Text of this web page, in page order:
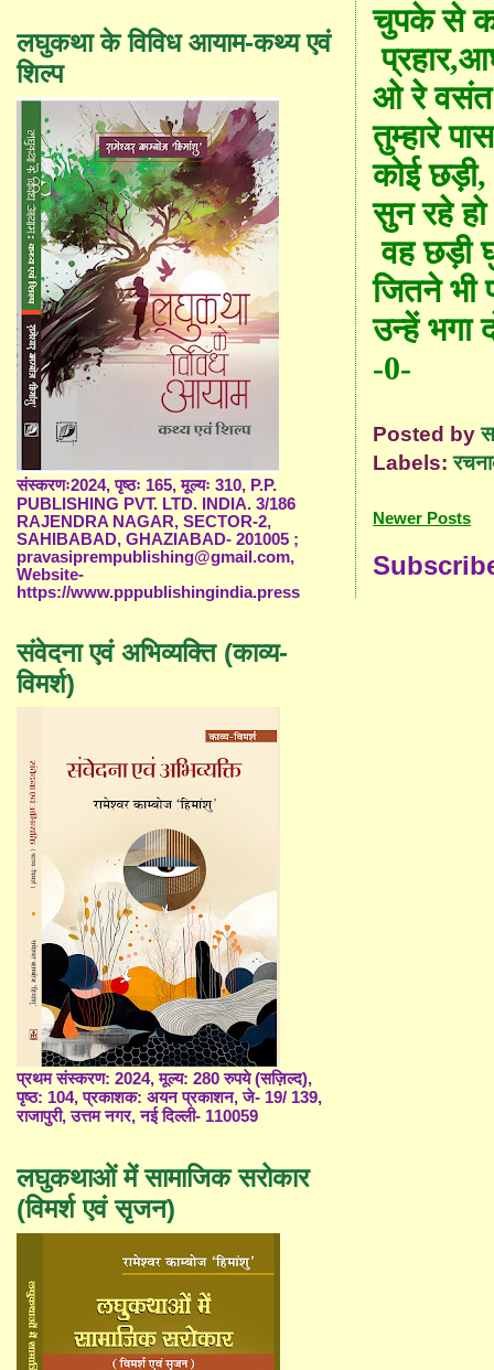
चुपके से
प्रहार,आ
ओ रे
तुम्हारे
कोई छड़ी
सुन रहे
वह छड़ी
जितने भी
उन्हें भगा
-0-
Posted by
Labels:
Newer Posts
लघुकथा के विविध आयाम-कथ्य एवं
शिल्प
संस्करणः2024, पृष्ठः 165, मूल्यः 310, P.P.
PUBLISHING PVT. LTD. INDIA. 3/186
RAJENDRA NAGAR, SECTOR-2,
SAHIBABAD, GHAZIABAD- 201005 ;
pravasiprempublishing@gmail.com,
Website-
https://www.pppublishingindia.press
संवेदना एवं अभिव्यक्ति (काव्य-
विमर्श)
प्रथम संस्करण: 2024, मूल्य: 280 रुपये (सज़िल्द),
पृष्ठ: 104, प्रकाशक: अयन प्रकाशन, जे- 19/ 139,
राजापुरी, उत्तम नगर, नई दिल्ली- 110059
लघुकथाओं में सामाजिक सरोकार
(विमर्श एवं सृजन)